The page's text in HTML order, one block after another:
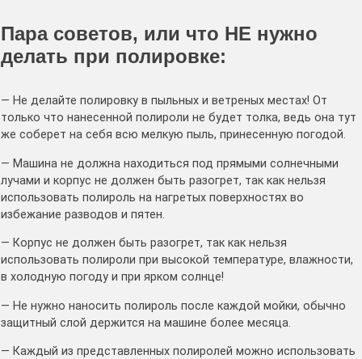
Пара советов, или что НЕ нужно
делать при полировке:
— Не делайте полировку в пыльных и ветреных местах! От
только что нанесенной полироли не будет толка, ведь она тут
же соберет на себя всю мелкую пыль, принесенную погодой.
— Машина не должна находиться под прямыми солнечными
лучами и корпус не должен быть разогрет, так как нельзя
использовать полироль на нагретых поверхностях во
избежание разводов и пятен.
— Корпус не должен быть разогрет, так как нельзя
использовать полироли при высокой температуре, влажности,
в холодную погоду и при ярком солнце!
— Не нужно наносить полироль после каждой мойки, обычно
защитный слой держится на машине более месяца.
— Каждый из представленных полиролей можно использовать